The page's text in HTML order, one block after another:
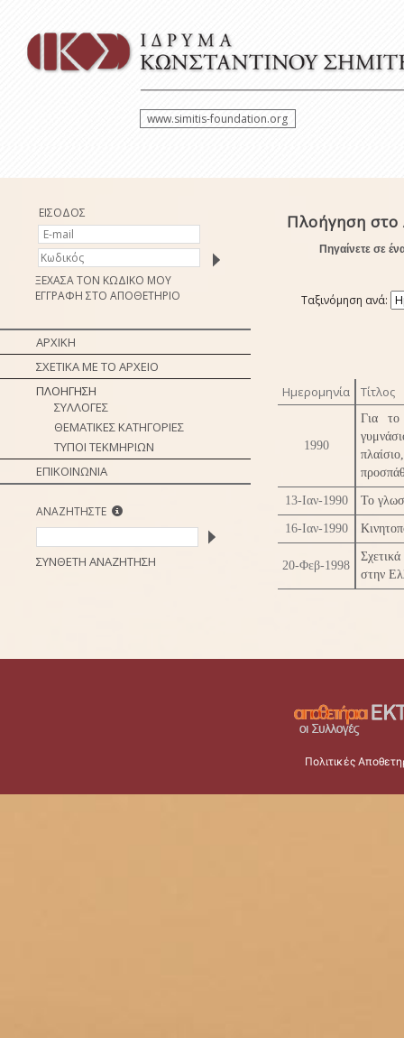
www.simitis-foundation.org
ΕΙΣΟΔΟΣ
ΞΕΧΑΣΑ ΤΟΝ ΚΩΔΙΚΟ ΜΟΥ
ΕΓΓΡΑΦΗ ΣΤΟ ΑΠΟΘΕΤΗΡΙΟ
ΑΡΧΙΚΗ
ΣΧΕΤΙΚΑ ΜΕ ΤΟ ΑΡΧΕΙΟ
ΠΛΟΗΓΗΣΗ
ΣΥΛΛΟΓΕΣ
ΘΕΜΑΤΙΚΕΣ ΚΑΤΗΓΟΡΙΕΣ
ΤΥΠΟΙ ΤΕΚΜΗΡΙΩΝ
ΕΠΙΚΟΙΝΩΝΙΑ
ΑΝΑΖΗΤΗΣΤΕ
ΣΥΝΘΕΤΗ ΑΝΑΖΗΤΗΣΗ
Πλοήγηση
Πηγαίνετε σε
Ταξινόμηση ανά:
Ημερομηνία Τίτλος
1990
Για το
13-Ιαν-1990 Το
16-Ιαν-1990
20-Φεβ-1998
στην